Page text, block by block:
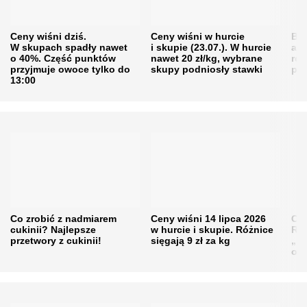
Ceny wiśni dziś.
W skupach spadły nawet
o 40%. Część punktów
przyjmuje owoce tylko do
13:00
Ceny wiśni w hurcie
i skupie (23.07.). W hurcie
nawet 20 zł/kg, wybrane
skupy podniosły stawki
Co zrobić z nadmiarem
cukinii? Najlepsze
przetwory z cukinii!
Ceny wiśni 14 lipca 2026
w hurcie i skupie. Różnice
sięgają 9 zł za kg